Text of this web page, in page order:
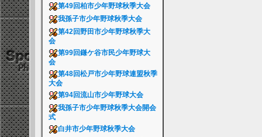
第49回柏市少年野球秋季大会
我孫子市少年野球秋季大会
第42回野田市少年野球秋季大
会
第99回鎌ケ谷市民少年野球大
会
第48回松戸市少年野球連盟秋季
大会
第94回流山市少年野球大会
我孫子市少年野球秋季大会開会
式
白井市少年野球秋季大会